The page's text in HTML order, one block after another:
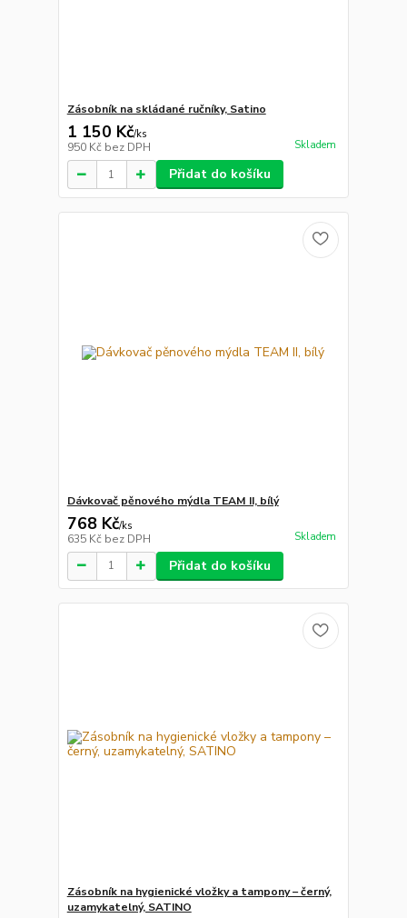
Zásobník na skládané ručníky, Satino
1 150 Kč/ks
950 Kč bez DPH Skladem
Přidat do košíku
Dávkovač pěnového mýdla TEAM II, bílý
768 Kč/ks
635 Kč bez DPH Skladem
Přidat do košíku
Zásobník na hygienické vložky a tampony – černý,
uzamykatelný, SATINO